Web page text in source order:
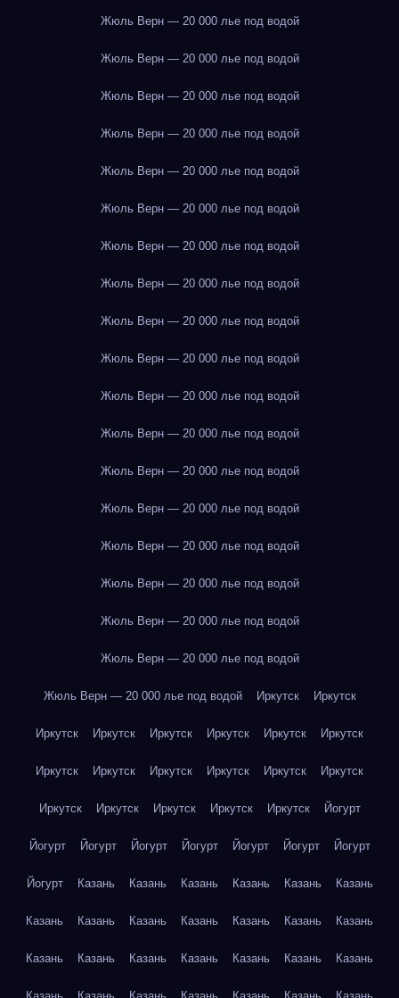
Жюль Верн — 20 000 лье под водой
Жюль Верн — 20 000 лье под водой
Жюль Верн — 20 000 лье под водой
Жюль Верн — 20 000 лье под водой
Жюль Верн — 20 000 лье под водой
Жюль Верн — 20 000 лье под водой
Жюль Верн — 20 000 лье под водой
Жюль Верн — 20 000 лье под водой
Жюль Верн — 20 000 лье под водой
Жюль Верн — 20 000 лье под водой
Жюль Верн — 20 000 лье под водой
Жюль Верн — 20 000 лье под водой
Жюль Верн — 20 000 лье под водой
Жюль Верн — 20 000 лье под водой
Жюль Верн — 20 000 лье под водой
Жюль Верн — 20 000 лье под водой
Жюль Верн — 20 000 лье под водой
Жюль Верн — 20 000 лье под водой
Жюль Верн — 20 000 лье под водой Иркутск Иркутск
Иркутск Иркутск Иркутск Иркутск Иркутск Иркутск
Иркутск Иркутск Иркутск Иркутск Иркутск Иркутск
Иркутск Иркутск Иркутск Иркутск Иркутск Йогурт
Йогурт Йогурт Йогурт Йогурт Йогурт Йогурт Йогурт
Йогурт Казань Казань Казань Казань Казань Казань
Казань Казань Казань Казань Казань Казань Казань
Казань Казань Казань Казань Казань Казань Казань